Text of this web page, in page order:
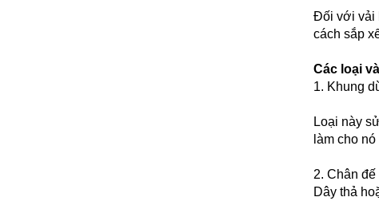
Đối với vải
cách sắp
Các loại
1. Khung
Loại này
làm cho
2. Chân
Dây thả